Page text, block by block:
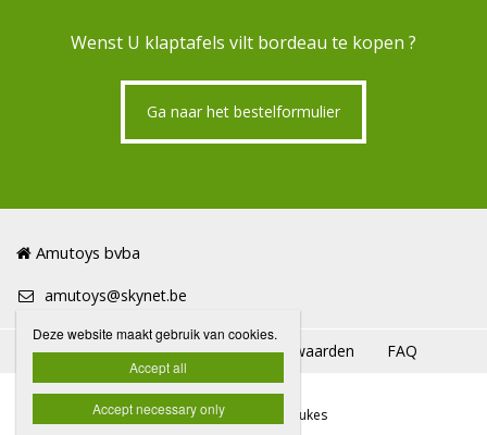
Wenst U klaptafels vilt bordeau te kopen ?
Ga naar het bestelformulier
Amutoys bvba
amutoys@skynet.be
Amutoys Algemene huurvoorwaarden FAQ
Website door Media Dukes
Deze website maakt gebruik van cookies.
Accept all
Accept necessary only